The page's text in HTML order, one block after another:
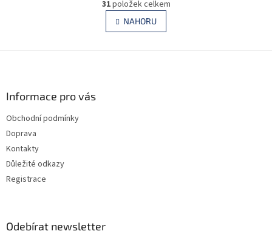
v
l
á
r
á
n
k
v
31položek celkem
NAHORU
Informace pro vás
Obchodní podmínky
Doprava
Kontakty
Důležité odkazy
Registrace
Odebírat newsletter